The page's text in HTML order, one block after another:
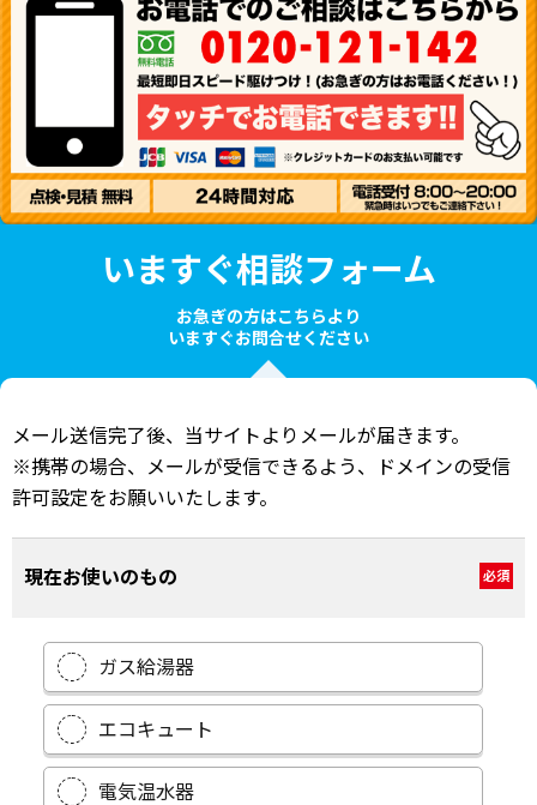
いますぐ相談フォーム
お急ぎの方はこちらより
いますぐお問合せください
メール送信完了後、当サイトよりメールが届きます。
※携帯の場合、メールが受信できるよう、ドメインの受信
許可設定をお願いいたします。
現在お使いのもの 必須
ガス給湯器
エコキュート
電気温水器